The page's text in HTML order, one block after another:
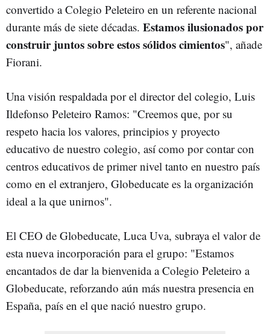
convertido a Colegio Peleteiro en un referente nacional
durante más de siete décadas. Estamos ilusionados por
construir juntos sobre estos sólidoscimientos", añade
Fiorani.
Una visión respaldada por el director del colegio, Luis
Ildefonso Peleteiro Ramos: "Creemos que, por su
respeto hacia los valores, principios y proyecto
educativo de nuestro colegio, así como por contar con
centros educativos de primer nivel tanto en nuestro país
como en el extranjero, Globeducate es la organización
ideal a la que unirnos".
El CEO de Globeducate, Luca Uva, subraya el valor de
esta nueva incorporación para el grupo: "Estamos
encantados de dar la bienvenida a Colegio Peleteiro a
Globeducate, reforzando aún más nuestra presencia en
España, país en el que nació nuestro grupo.